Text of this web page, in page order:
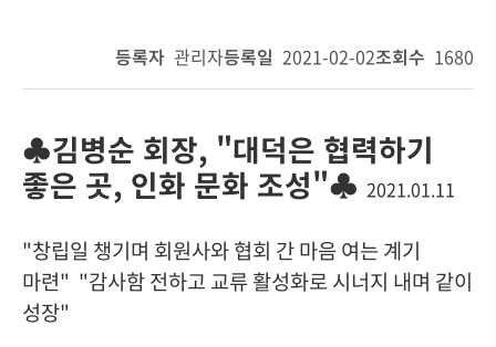
등록자 관리자등록일 2021-02-02조회수 1680
♣김병순 회장, "대덕은 협력하기
좋은 곳, 인화 문화 조성"♣ 2021.01.11
"창립일 챙기며 회원사와 협회 간 마음 여는 계기
마련" "감사함 전하고 교류 활성화로 시너지 내며 같이
성장"